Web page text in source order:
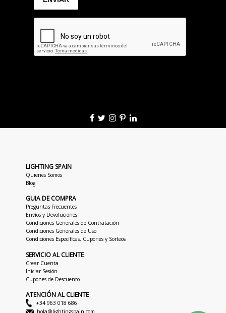
LIGHTING SPAIN
Quienes Somos
Blog
GUIA DE COMPRA
Preguntas Frecuentes
Envíos y Devoluciones
Condiciones Generales de Contratación
Condiciones Generales de Uso
Condiciones Específicas, Cupones y Sorteos
SERVICIO AL CLIENTE
Crear Cuenta
Iniciar Sesión
Cupones de Descuento
ATENCIÓN AL CLIENTE
+34 963 018 686